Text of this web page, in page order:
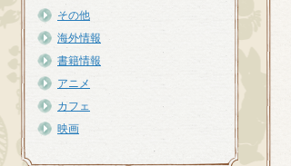
その他
海外情報
書籍情報
アニメ
カフェ
映画